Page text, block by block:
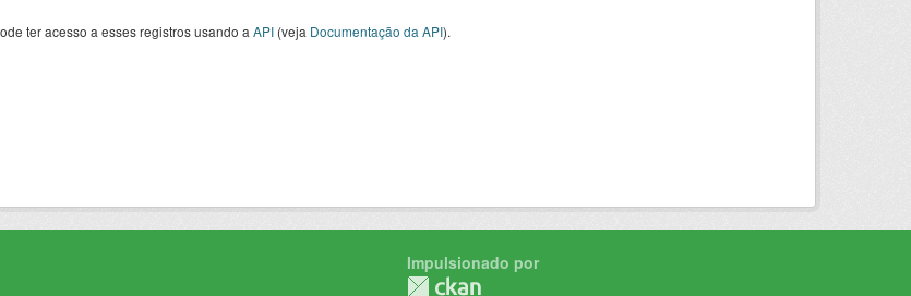
ter acesso a esses registros usando a API (veja Documentação da API).
Impulsionado por